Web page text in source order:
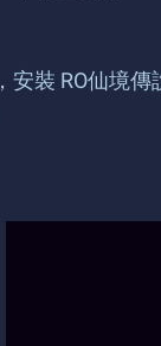
安裝 RO仙境傳